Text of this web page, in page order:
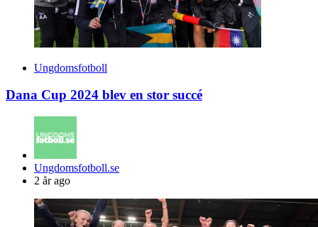
Ungdomsfotboll
Dana Cup 2024 blev en stor succé
Posted
by
Ungdomsfotboll.se
2 år ago